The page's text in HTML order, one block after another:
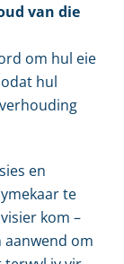
van die
om hul eie
hul
en
te
kom –
aanwend om